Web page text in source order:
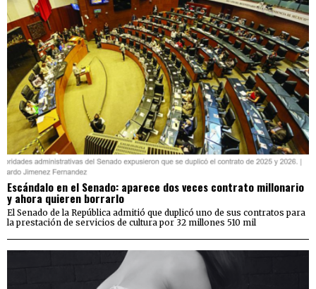
Escándalo en el Senado: aparece dos veces contrato millonario
y ahora quieren borrarlo
El Senado de la República admitió que duplicó uno de sus contratos para
la prestación de servicios de cultura por 32 millones 510 mil